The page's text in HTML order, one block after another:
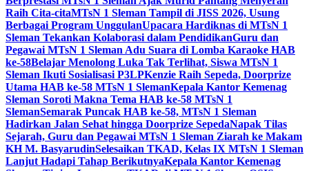
Raih Cita-citaMTsN 1 Sleman Tampil di JISS 2026, Usung
Berbagai Program UnggulanUpacara Hardiknas di MTsN 1
Sleman Tekankan Kolaborasi dalam PendidikanGuru dan
Pegawai MTsN 1 Sleman Adu Suara di Lomba Karaoke HAB
ke-58Belajar Menolong Luka Tak Terlihat, Siswa MTsN 1
Sleman Ikuti Sosialisasi P3LPKenzie Raih Sepeda, Doorprize
Utama HAB ke-58 MTsN 1 SlemanKepala Kantor Kemenag
Sleman Soroti Makna Tema HAB ke-58 MTsN 1
SlemanSemarak Puncak HAB ke-58, MTsN 1 Sleman
Hadirkan Jalan Sehat hingga Doorprize SepedaNapak Tilas
Sejarah, Guru dan Pegawai MTsN 1 Sleman Ziarah ke Makam
KH M. BasyarudinSelesaikan TKAD, Kelas IX MTsN 1 Sleman
Lanjut Hadapi Tahap BerikutnyaKepala Kantor Kemenag